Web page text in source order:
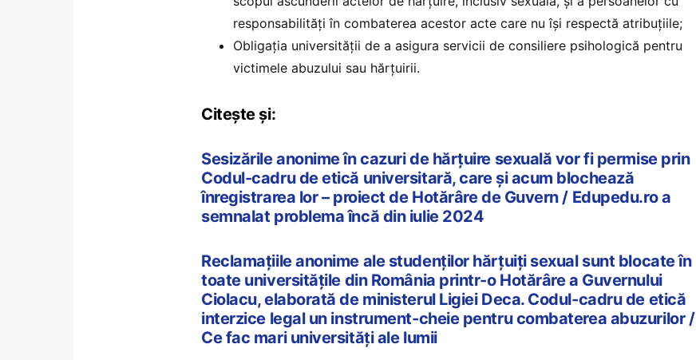
responsabilități în combaterea acestor acte care nu își respectă atribuțiile;
Obligația universității de a asigura servicii de consiliere psihologică pentru
victimele abuzului sau hărțuirii.
Citește și:
Sesizările anonime în cazuri de hărțuire sexuală vor fi permise prin
Codul-cadru de etică universitară, care și acum blochează
înregistrarea lor – proiect de Hotărâre de Guvern / Edupedu.ro a
semnalat problema încă din iulie 2024
Reclamațiile anonime ale studenților hărțuiți sexual sunt blocate în
toate universitățile din România printr-o Hotărâre a Guvernului
Ciolacu, elaborată de ministerul Ligiei Deca. Codul-cadru de etică
interzice legal un instrument-cheie pentru combaterea abuzurilor /
Ce fac mari universități ale lumii